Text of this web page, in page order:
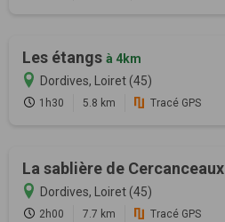
Les étangs à 4km
Dordives, Loiret (45)
1h30 5.8 km Tracé GPS
La sablière de Cercanceaux
Dordives, Loiret (45)
2h00 7.7 km Tracé GPS